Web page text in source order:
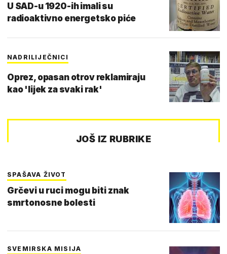
U SAD-u 1920-ih imali su
radioaktivno energetsko piće
NADRILIJEČNICI
Oprez, opasan otrov reklamiraju
kao 'lijek za svaki rak'
JOŠ IZ RUBRIKE
SPAŠAVA ŽIVOT
Grčevi u ruci mogu biti znak
smrtonosne bolesti
SVEMIRSKA MISIJA